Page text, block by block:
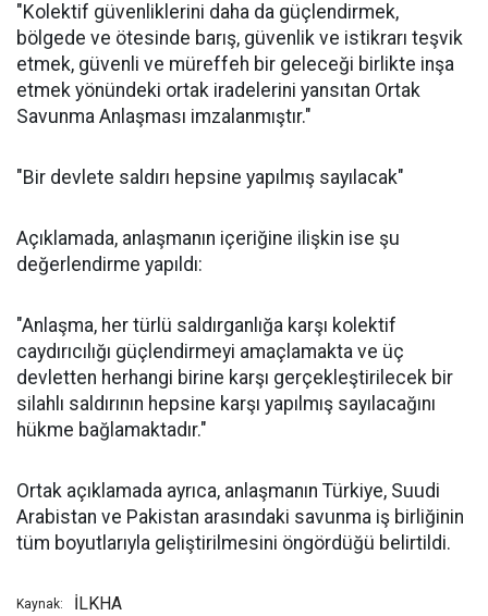
"Kolektif güvenliklerini daha da güçlendirmek,
bölgede ve ötesinde barış, güvenlik ve istikrarı teşvik
etmek, güvenli ve müreffeh bir geleceği birlikte inşa
etmek yönündeki ortak iradelerini yansıtan Ortak
Savunma Anlaşması imzalanmıştır."
"Bir devlete saldırı hepsine yapılmış sayılacak"
Açıklamada, anlaşmanın içeriğine ilişkin ise şu
değerlendirme yapıldı:
"Anlaşma, her türlü saldırganlığa karşı kolektif
caydırıcılığı güçlendirmeyi amaçlamakta ve üç
devletten herhangi birine karşı gerçekleştirilecek bir
silahlı saldırının hepsine karşı yapılmış sayılacağını
hükme bağlamaktadır."
Ortak açıklamada ayrıca, anlaşmanın Türkiye, Suudi
Arabistan ve Pakistan arasındaki savunma iş birliğinin
tüm boyutlarıyla geliştirilmesini öngördüğü belirtildi.
Kaynak: İLKHA